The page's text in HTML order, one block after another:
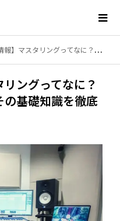
ングってなに？どんなことをするの？その基礎知識を徹底解説！
リングってなに？
の基礎知識を徹底